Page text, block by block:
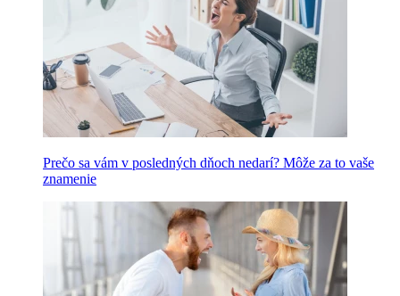
Prečo sa vám v posledných dňoch nedarí? Môže za to vaše
znamenie